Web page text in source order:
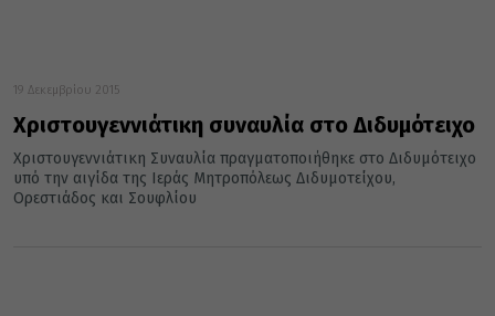
19 Δεκεμβρίου 2015
Χριστουγεννιάτικη συναυλία στο Διδυμότειχο
Χριστουγεννιάτικη Συναυλία πραγματοποιήθηκε στο Διδυμότειχο
υπό την αιγίδα της Ιεράς Μητροπόλεως Διδυμοτείχου,
Ορεστιάδος και Σουφλίου